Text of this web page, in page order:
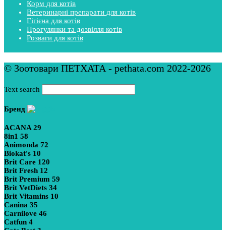
Корм для котів
Ветеринарні препарати для котів
Гігієна для котів
Прогулянки та дозвілля котів
Розваги для котів
© Зоотовари ПЕТХАТА - pethata.com 2022-2026
Text search
Бренд
ACANA 29
8in1 58
Animonda 72
Biokat's 10
Brit Care 120
Brit Fresh 12
Brit Premium 59
Brit VetDiets 34
Brit Vitamins 10
Canina 35
Carnilove 46
Catfun 4